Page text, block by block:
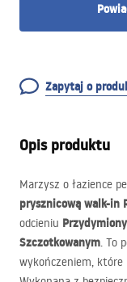
Zapytaj o
Opis produktu
Marzysz o łazience
prysznicową walk-in
odcieniu
Szczotkowanym. To
wykończeniem,